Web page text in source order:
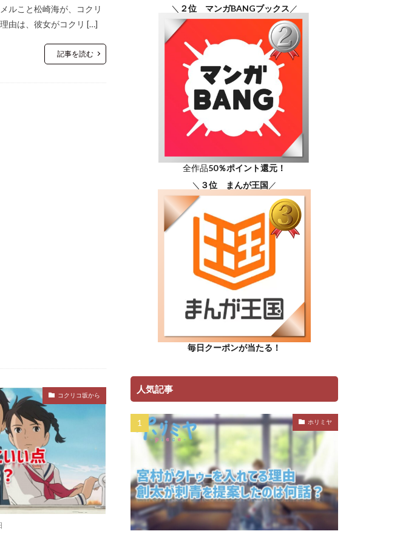
ルこと松崎海が、コクリ
由は、彼女がコクリ […]
記事を読む
コクリコ坂から
＼ ２位 マンガBANGブックス ／
全作品50％ポイント還元！
＼ ３位 まんが王国 ／
毎日クーポンが当たる！
人気記事
ホリミヤ